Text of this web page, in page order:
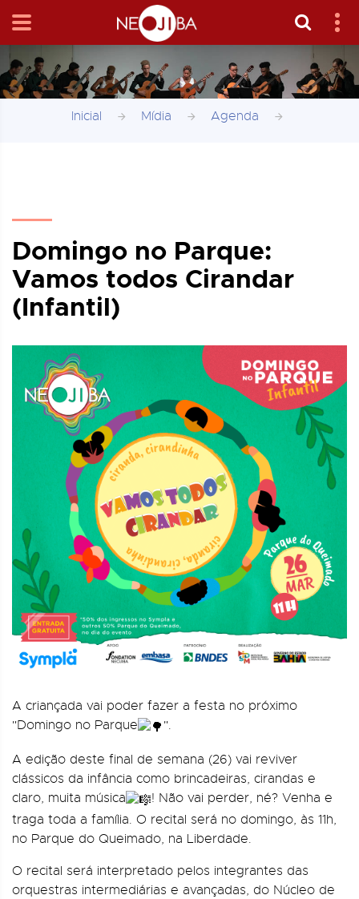
Inicial Mídia Agenda
Domingo no Parque:
Vamos todos Cirandar
(Infantil)
A criançada vai poder fazer a festa no próximo
"Domingo no Parque
".
A edição deste final de semana (26) vai reviver
clássicos da infância como brincadeiras, cirandas e
claro, muita música
! Não vai perder, né? Venha e
traga toda a família. O recital será no domingo, às 11h,
no Parque do Queimado, na Liberdade.
O recital será interpretado pelos integrantes das
orquestras intermediárias e avançadas, do Núcleo de